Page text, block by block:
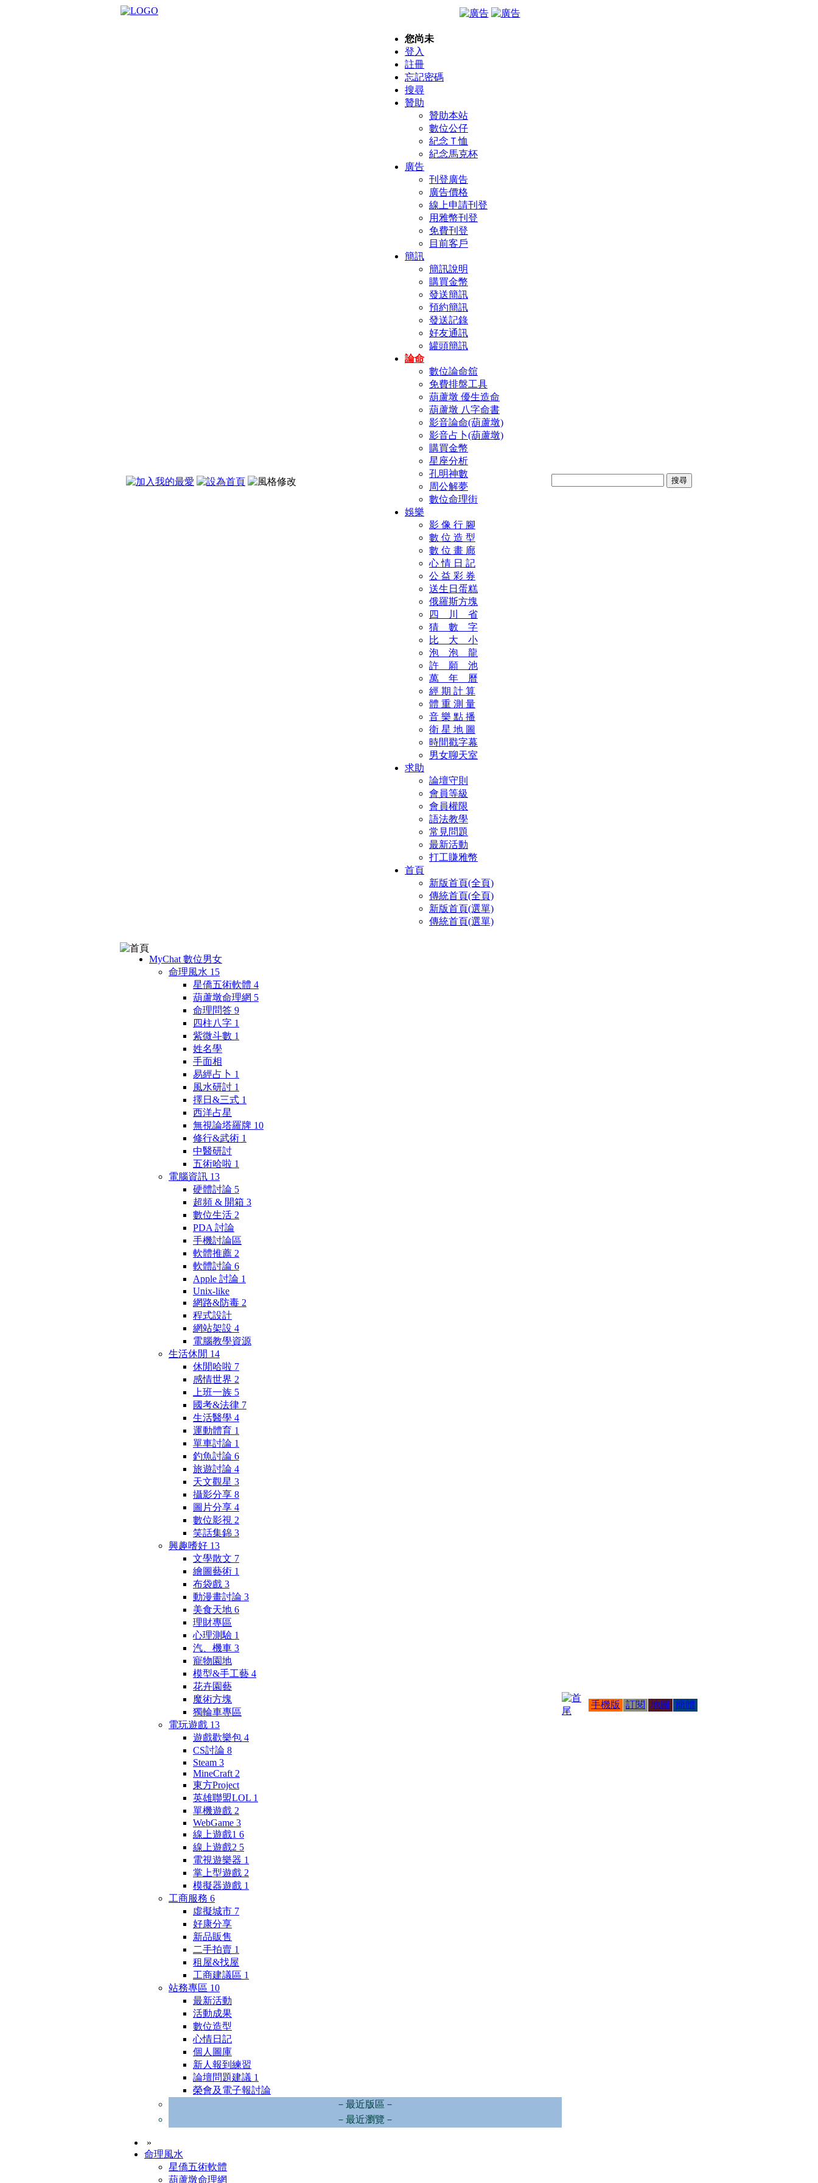
您尚未
登入
註冊
忘記密碼
搜尋
贊助
贊助本站
數位公仔
紀念Ｔ恤
紀念馬克杯
廣告
刊登廣告
廣告價格
線上申請刊登
用雅幣刊登
免費刊登
目前客戶
簡訊
簡訊說明
購買金幣
發送簡訊
預約簡訊
發送記錄
好友通訊
罐頭簡訊
論命
數位論命舘
免費排盤工具
葫蘆墩 優生造命
葫蘆墩 八字命書
影音論命(葫蘆墩)
影音占卜(葫蘆墩)
購買金幣
星座分析
孔明神數
周公解夢
數位命理街
娛樂
影 像 行 腳
數 位 造 型
數 位 畫 廊
心 情 日 記
公 益 彩 券
送生日蛋糕
俄羅斯方塊
四 川 省
猜 數 字
比 大 小
泡 泡 龍
許 願 池
萬 年 曆
經 期 計 算
體 重 測 量
音 樂 點 播
衛 星 地 圖
時間戳字幕
男女聊天室
求助
論壇守則
會員等級
會員權限
語法教學
常見問題
最新活動
打工賺雅幣
首頁
新版首頁(全頁)
傳統首頁(全頁)
新版首頁(選單)
傳統首頁(選單)
MyChat 數位男女
命理風水 15
星僑五術軟體 4
葫蘆墩命理網 5
命理問答 9
四柱八字 1
紫微斗數 1
姓名學
手面相
易經占卜 1
風水研討 1
擇日&三式 1
西洋占星
無視論塔羅牌 10
修行&武術 1
中醫研討
五術哈啦 1
電腦資訊 13
硬體討論 5
超頻 & 開箱 3
數位生活 2
PDA 討論
手機討論區
軟體推薦 2
軟體討論 6
Apple 討論 1
Unix-like
網路&防毒 2
程式設計
網站架設 4
電腦教學資源
生活休閒 14
休閒哈啦 7
感情世界 2
上班一族 5
國考&法律 7
生活醫學 4
運動體育 1
單車討論 1
釣魚討論 6
旅遊討論 4
天文觀星 3
攝影分享 8
圖片分享 4
數位影視 2
笑話集錦 3
興趣嗜好 13
文學散文 7
繪圖藝術 1
布袋戲 3
動漫畫討論 3
美食天地 6
理財專區
心理測驗 1
汽、機車 3
寵物園地
模型&手工藝 4
花卉園藝
魔術方塊
獨輪車專區
電玩遊戲 13
遊戲歡樂包 4
CS討論 8
Steam 3
MineCraft 2
東方Project
英雄聯盟LOL 1
單機遊戲 2
WebGame 3
線上遊戲1 6
線上遊戲2 5
電視遊樂器 1
掌上型遊戲 2
模擬器遊戲 1
工商服務 6
虛擬城市 7
好康分享
新品販售
二手拍賣 1
租屋&找屋
工商建議區 1
站務專區 10
最新活動
活動成果
數位造型
心情日記
個人圖庫
新人報到練習
論壇問題建議 1
榮會及電子報討論
－最近版區－
－最近瀏覽－
»
命理風水
星僑五術軟體
葫蘆墩命理網
手機版 訂閱 地圖 簡體